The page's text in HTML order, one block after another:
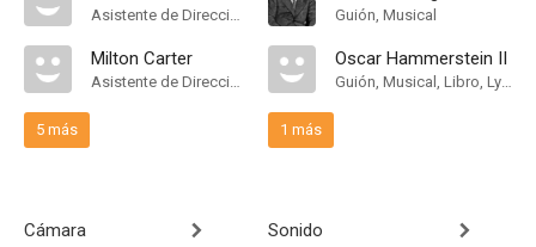
Asistente de Dirección
Milton Carter
Asistente de Dirección
5 más
Cámara
Guión, Musical
Oscar Hammerstein II
Guión, Musical, Libro, Lyricist
1 más
Sonido